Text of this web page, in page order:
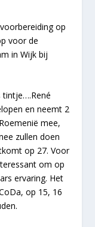
op
voor de
in Wijk bij
tintje….René
en neemt 2
mee,
zullen doen
op 27. Voor
om op
ervaring. Het
op 15, 16